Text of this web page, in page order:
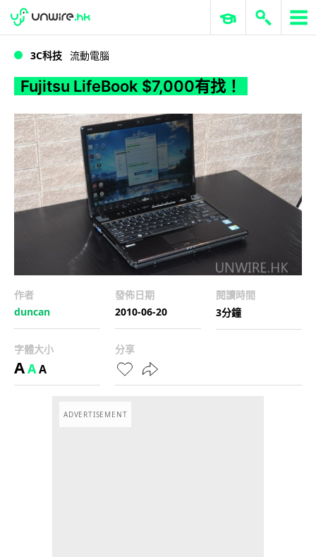
Fujitsu LifeBook $7,000有找！
WWDC 2026 ERP 與商業 AI
3C科技 流動電腦
Fujitsu LifeBook $7,000有找！
作者
duncan
發佈日期
2010-06-20
閱讀時間
3分鐘
字體大小
AAA
分享
ADVERTISEMENT